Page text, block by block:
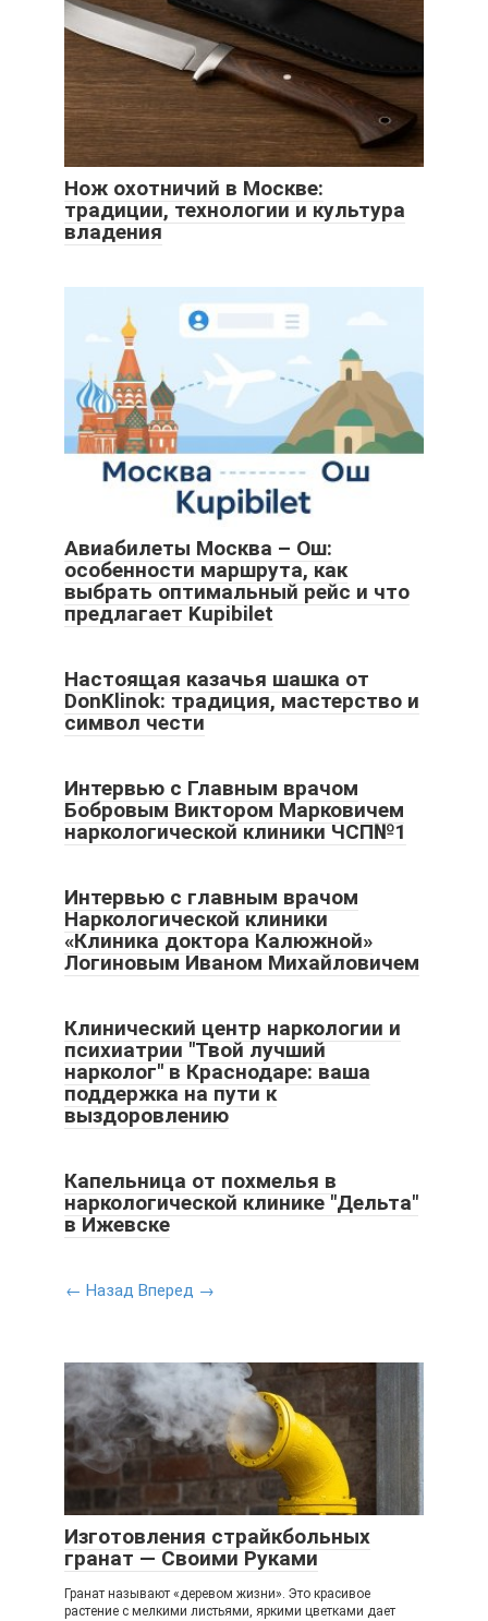
Нож охотничий в Москве:
традиции, технологии и культура
владения
Авиабилеты Москва – Ош:
особенности маршрута, как
выбрать оптимальный рейс и что
предлагает Kupibilet
Настоящая казачья шашка от
DonKlinok: традиция, мастерство и
символ чести
Интервью с Главным врачом
Бобровым Виктором Марковичем
наркологической клиники ЧСП№1
Интервью с главным врачом
Наркологической клиники
«Клиника доктора Калюжной»
Логиновым Иваном Михайловичем
Клинический центр наркологии и
психиатрии "Твой лучший
нарколог" в Краснодаре: ваша
поддержка на пути к
выздоровлению
Капельница от похмелья в
наркологической клинике "Дельта"
в Ижевске
← Назад Вперед →
Изготовления страйкбольных
гранат — Своими Руками
Гранат называют «деревом жизни». Это красивое
растение с мелкими листьями, яркими цветками дает